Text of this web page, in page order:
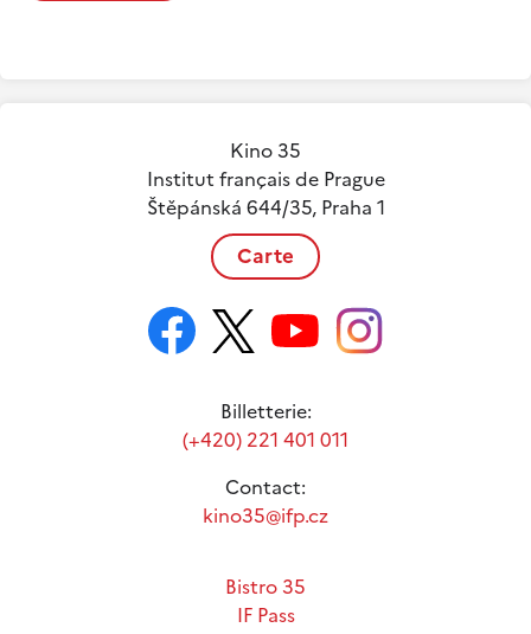
Kino 35
Institut français de Prague
Štěpánská 644/35, Praha 1
Carte
Billetterie:
(+420) 221 401 011
Contact:
kino35@ifp.cz
Bistro 35
IF Pass